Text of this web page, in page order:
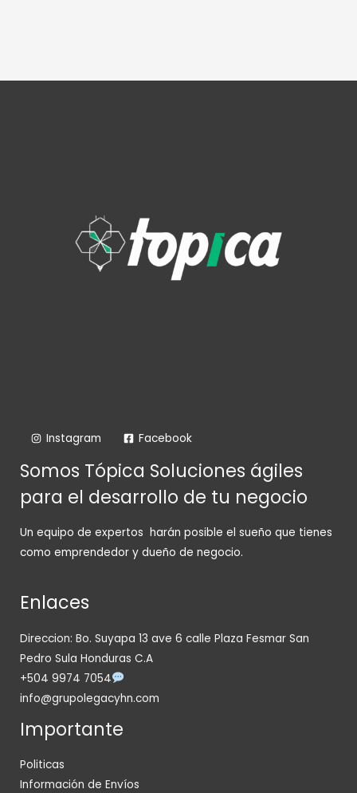
Instagram Facebook
Somos Tópica Soluciones ágiles
para el desarrollo de tu negocio
Un equipo de expertos harán posible el sueño que tienes
como emprendedor y dueño de negocio.
Enlaces
Direccion: Bo. Suyapa 13 ave 6 calle Plaza Fesmar San
Pedro Sula Honduras C.A
+504 9974 7054
info@grupolegacyhn.com
Importante
Politicas
Información de Envíos